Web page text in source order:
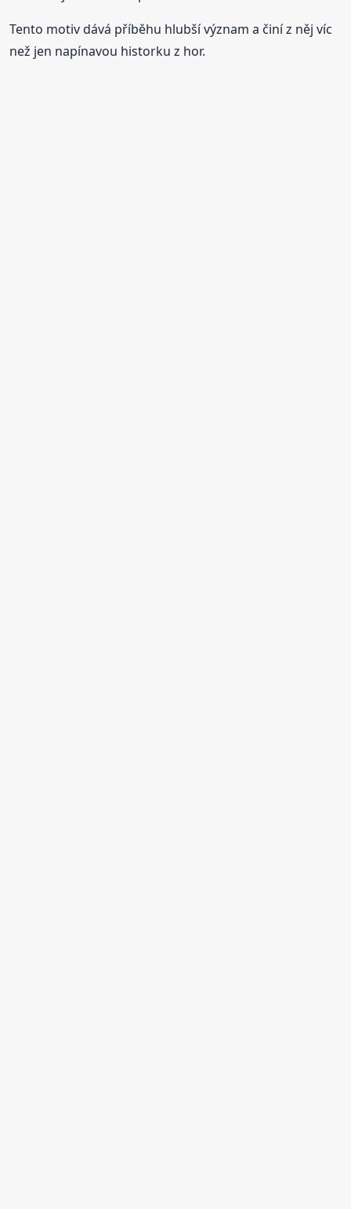
Tento motiv dává příběhu hlubší význam a činí z něj víc
než jen napínavou historku z hor.